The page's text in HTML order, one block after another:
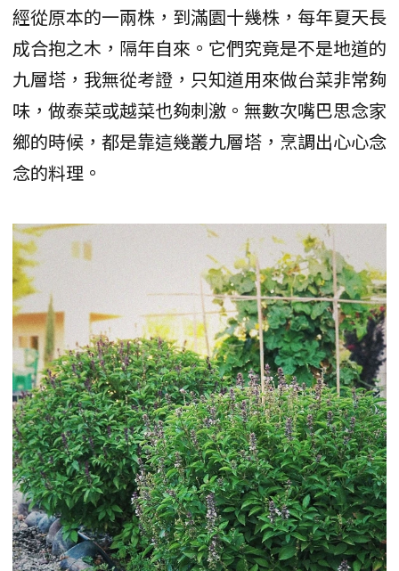
經從原本的一兩株，到滿園十幾株，每年夏天長
成合抱之木，隔年自來。它們究竟是不是地道的
九層塔，我無從考證，只知道用來做台菜非常夠
味，做泰菜或越菜也夠刺激。無數次嘴巴思念家
鄉的時候，都是靠這幾叢九層塔，烹調出心心念
念的料理。